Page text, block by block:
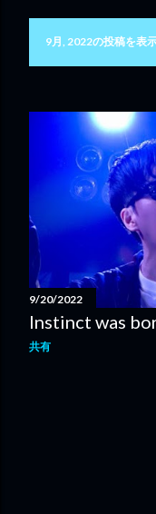
投9月, 2022の投稿を表
9/20/2022
Instinct was
共有